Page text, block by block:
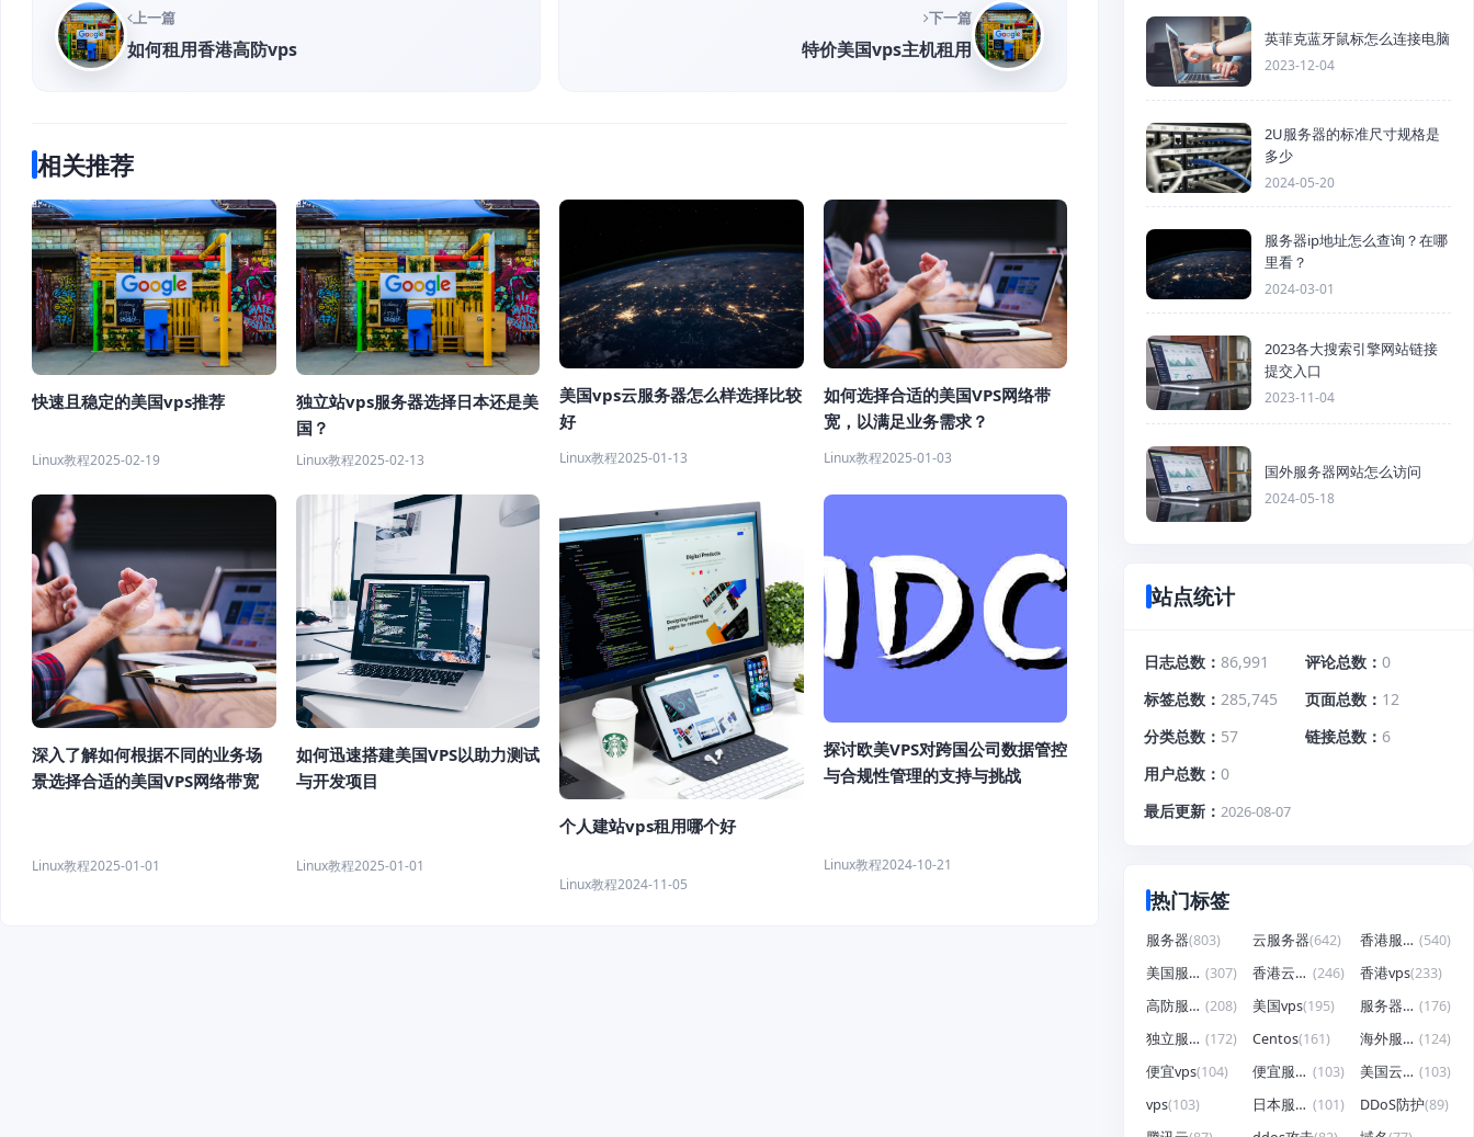
上一篇
如何租用香港高防vps
下一篇
特价美国vps主机租用
相关推荐
快速且稳定的美国vps推荐
Linux教程2025-02-19
独立站vps服务器选择日本还是美
国？
Linux教程2025-02-13
美国vps云服务器怎么样选择比较
好
Linux教程2025-01-13
如何选择合适的美国VPS网络带
宽，以满足业务需求？
Linux教程2025-01-03
深入了解如何根据不同的业务场
景选择合适的美国VPS网络带宽
Linux教程2025-01-01
如何迅速搭建美国VPS以助力测试
与开发项目
Linux教程2025-01-01
个人建站vps租用哪个好
Linux教程2024-11-05
探讨欧美VPS对跨国公司数据管控
与合规性管理的支持与挑战
Linux教程2024-10-21
英菲克蓝牙鼠标怎么连接电脑
2023-12-04
2U服务器的标准尺寸规格是
多少
2024-05-20
服务器ip地址怎么查询？在哪
里看？
2024-03-01
2023各大搜索引擎网站链接
提交入口
2023-11-04
国外服务器网站怎么访问
2024-05-18
站点统计
日志总数 86,991 评论总数
0
标签总数
285,745 页面总数
12
分类总数
57 链接总数
6
用户总数
0
最后更新
2026-08-07
热门标签
服务器(803) 云服务器(642) 香港服务器 (540)
美国服务器 (307) 香港云服务器 (246) 香港vps(233)
高防服务器 (208) 美国vps(195) 服务器租用 (176)
独立服务器 (172) Centos(161) 海外服务器 (124)
便宜vps(104) 便宜服务器 (103) 美国云服务器 (103)
vps(103) 日本服务器 (101) DDoS防护(89)